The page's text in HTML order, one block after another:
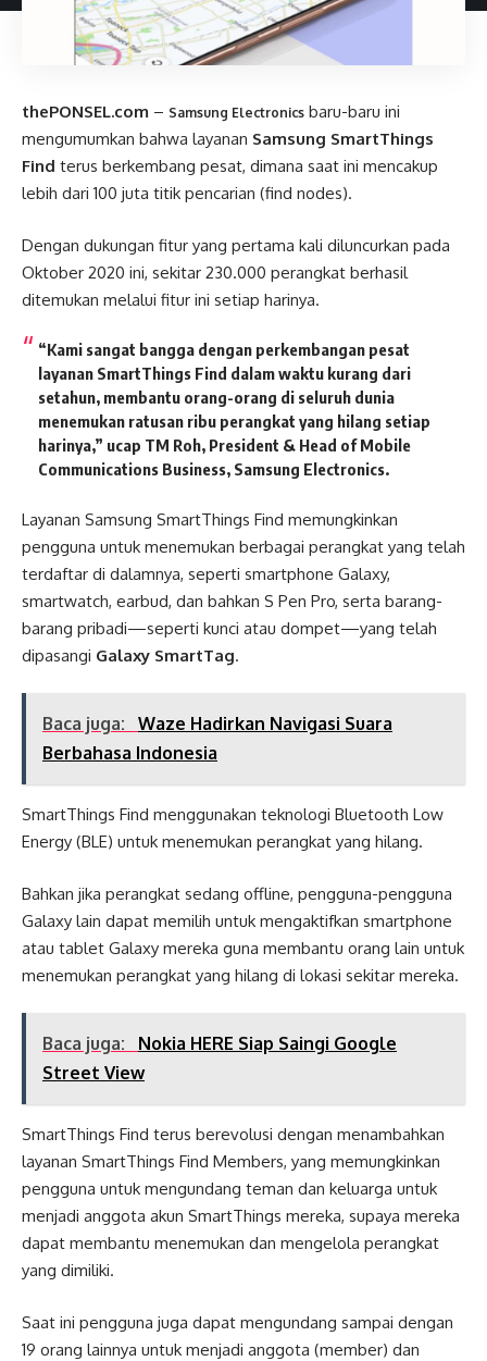
thePONSEL.com – Samsung Electronics baru-baru ini
mengumumkan bahwa layanan Samsung SmartThings
Find terus berkembang pesat, dimana saat ini mencakup
lebih dari 100 juta titik pencarian (find nodes).
Dengan dukungan fitur yang pertama kali diluncurkan pada
Oktober 2020 ini, sekitar 230.000 perangkat berhasil
ditemukan melalui fitur ini setiap harinya.
“Kami sangat bangga dengan perkembangan pesat
layanan SmartThings Find dalam waktu kurang dari
setahun, membantu orang-orang di seluruh dunia
menemukan ratusan ribu perangkat yang hilang setiap
harinya,” ucap TM Roh, President & Head of Mobile
Communications Business, Samsung Electronics.
Layanan Samsung SmartThings Find memungkinkan
pengguna untuk menemukan berbagai perangkat yang telah
terdaftar di dalamnya, seperti smartphone Galaxy,
smartwatch, earbud, dan bahkan S Pen Pro, serta barang-
barang pribadi—seperti kunci atau dompet—yang telah
dipasangi Galaxy SmartTag.
Baca juga:
Waze Hadirkan Navigasi Suara
Berbahasa Indonesia
SmartThings Find menggunakan teknologi Bluetooth Low
Energy (BLE) untuk menemukan perangkat yang hilang.
Bahkan jika perangkat sedang offline, pengguna-pengguna
Galaxy lain dapat memilih untuk mengaktifkan smartphone
atau tablet Galaxy mereka guna membantu orang lain untuk
menemukan perangkat yang hilang di lokasi sekitar mereka.
Baca juga:
Nokia HERE Siap Saingi Google
Street View
SmartThings Find terus berevolusi dengan menambahkan
layanan SmartThings Find Members, yang memungkinkan
pengguna untuk mengundang teman dan keluarga untuk
menjadi anggota akun SmartThings mereka, supaya mereka
dapat membantu menemukan dan mengelola perangkat
yang dimiliki.
Saat ini pengguna juga dapat mengundang sampai dengan
19 orang lainnya untuk menjadi anggota (member) dan